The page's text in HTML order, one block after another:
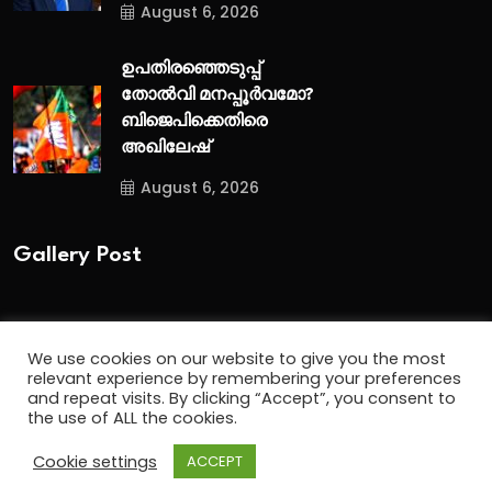
August 6, 2026
ഉപതിരഞ്ഞെടുപ്പ്
തോൽവി മനപ്പൂർവമോ?
ബിജെപിക്കെതിരെ
അഖിലേഷ്
August 6, 2026
Gallery Post
We use cookies on our website to give you the most
relevant experience by remembering your preferences
and repeat visits. By clicking “Accept”, you consent to
the use of ALL the cookies.
Cookie settings
ACCEPT